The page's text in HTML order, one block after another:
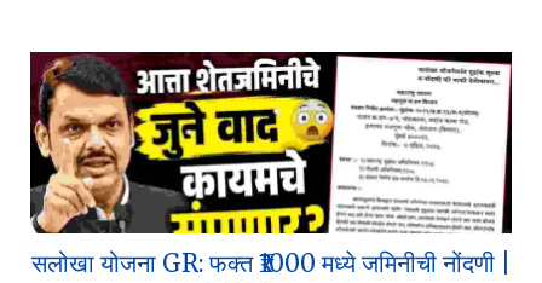
सलोखा योजना GR: फक्त ₹1000 मध्ये जमिनीची नोंदणी |